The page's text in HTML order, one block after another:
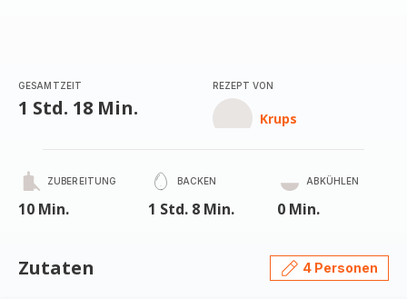
GESAMTZEIT
1 Std. 18 Min.
REZEPT VON
Krups
ZUBEREITUNG
10 Min.
BACKEN
1 Std. 8 Min.
ABKÜHLEN
0 Min.
Zutaten 4 Personen